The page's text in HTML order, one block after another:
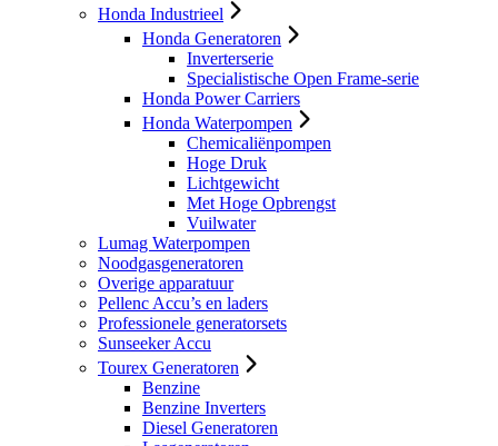
Honda Industrieel
Honda Generatoren
Inverterserie
Specialistische Open Frame-serie
Honda Power Carriers
Honda Waterpompen
Chemicaliënpompen
Hoge Druk
Lichtgewicht
Met Hoge Opbrengst
Vuilwater
Lumag Waterpompen
Noodgasgeneratoren
Overige apparatuur
Pellenc Accu’s en laders
Professionele generatorsets
Sunseeker Accu
Tourex Generatoren
Benzine
Benzine Inverters
Diesel Generatoren